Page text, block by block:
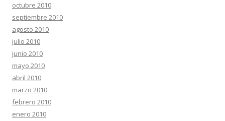
octubre 2010
septiembre 2010
agosto 2010
julio 2010
junio 2010
mayo 2010
abril 2010
marzo 2010
febrero 2010
enero 2010